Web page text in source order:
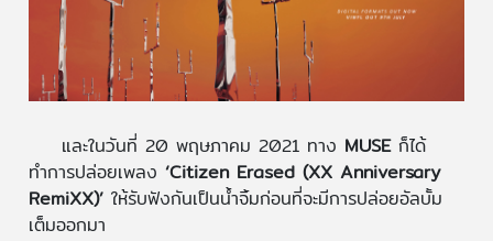
และในวันที่ 20 พฤษภาคม 2021 ทาง MUSEก็ได้
ทำการปล่อยเพลง ‘Citizen Erased (XX Anniversary
RemiXX)’ให้รับฟังกันเป็นน้ำจิ้มก่อนที่จะมีการปล่อยอัลบั้ม
เต็มออกมา